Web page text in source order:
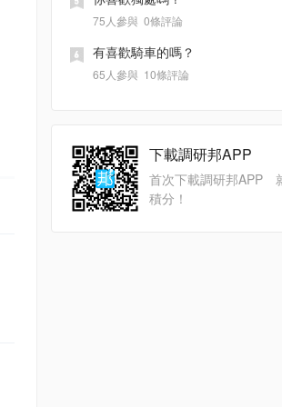
75人參與 0條評論
有喜歡騎車的嗎？
65人參與 10條評論
下載調研邦APP
首次下載調研邦APP
積分！